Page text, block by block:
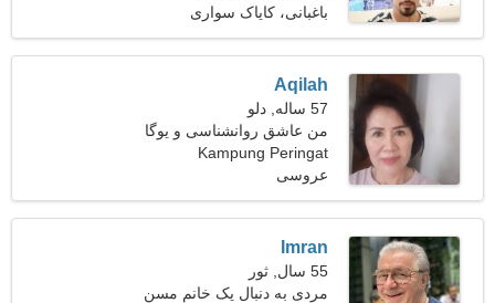
باغبانی، کایاک سواری
Aqilah
57 ساله, دلو
من عاشق روانشناسی و یوگا
هستم
Kampung Peringat
عروسی
Imran
55 سال, ثور
مردی به دنبال یک خانم مسن